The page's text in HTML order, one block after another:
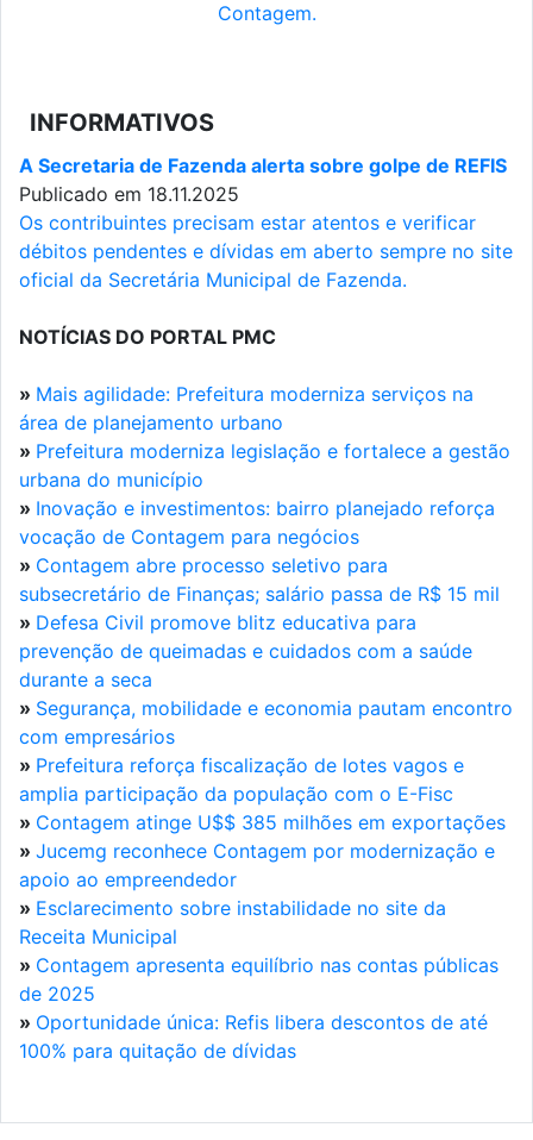
Contagem.
INFORMATIVOS
A Secretaria de Fazenda alerta sobre golpe de REFIS
Publicado em 18.11.2025
Os contribuintes precisam estar atentos e verificar
débitos pendentes e dívidas em aberto sempre no site
oficial da Secretária Municipal de Fazenda.
NOTÍCIAS DO PORTAL PMC
» Mais agilidade: Prefeitura moderniza serviços na
área de planejamento urbano
» Prefeitura moderniza legislação e fortalece a gestão
urbana do município
» Inovação e investimentos: bairro planejado reforça
vocação de Contagem para negócios
» Contagem abre processo seletivo para
subsecretário de Finanças; salário passa de R$ 15 mil
» Defesa Civil promove blitz educativa para
prevenção de queimadas e cuidados com a saúde
durante a seca
» Segurança, mobilidade e economia pautam encontro
com empresários
» Prefeitura reforça fiscalização de lotes vagos e
amplia participação da população com o E-Fisc
» Contagem atinge U$$ 385 milhões em exportações
» Jucemg reconhece Contagem por modernização e
apoio ao empreendedor
» Esclarecimento sobre instabilidade no site da
Receita Municipal
» Contagem apresenta equilíbrio nas contas públicas
de 2025
» Oportunidade única: Refis libera descontos de até
100% para quitação de dívidas